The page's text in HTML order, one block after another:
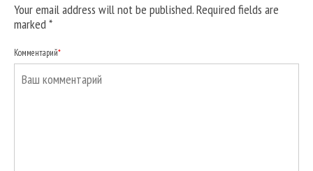
Your email address will not be published. Required fields are
marked*
Комментарий*